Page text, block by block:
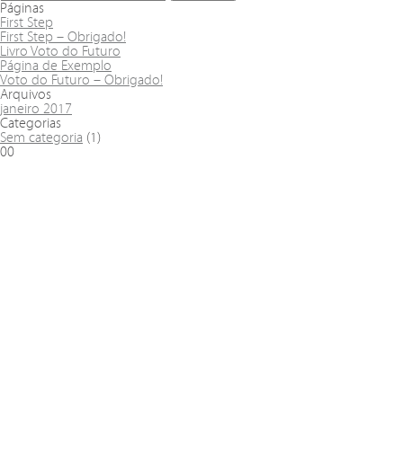
Páginas
First Step
First Step – Obrigado!
Livro Voto do Futuro
Página de Exemplo
Voto do Futuro – Obrigado!
Arquivos
janeiro 2017
Categorias
Sem categoria (1)
00